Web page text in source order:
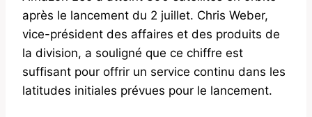
après le lancement du 2 juillet. Chris Weber,
vice-président des affaires et des produits de
la division, a souligné que ce chiffre est
suffisant pour offrir un service continu dans les
latitudes initiales prévues pour le lancement.